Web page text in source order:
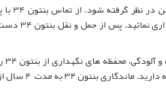
برای حمل ونقل بنتون 34 باید
چشم و لباس و همینطور استنشاق گرد و غبار، گاز،
بنتون
بسته نگه دارید. محفظه های پر و یا خالی از بنتون 34 را